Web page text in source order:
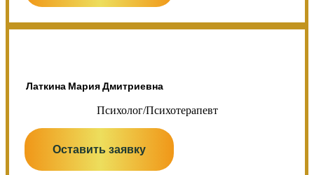
Латкина Мария Дмитриевна
Психолог/Психотерапевт
Оставить заявку